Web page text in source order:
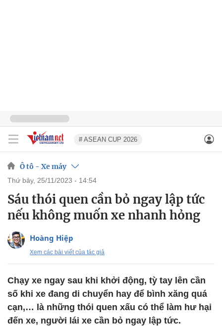
# ASEAN CUP 2026
Ô tô - Xe máy
thứ bảy, 25/11/2023 - 14:54
Sáu thói quen cần bỏ ngay lập tức
nếu không muốn xe nhanh hỏng
Hoàng Hiệp
Xem các bài viết của tác giả
Chạy xe ngay sau khi khởi động, tỳ tay lên cần
số khi xe đang di chuyển hay để bình xăng quá
cạn,… là những thói quen xấu có thể làm hư hại
đến xe, người lái xe cần bỏ ngay lập tức.